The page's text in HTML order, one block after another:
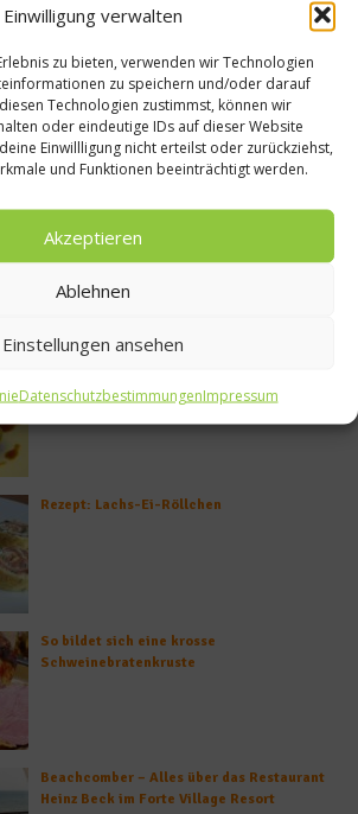
Einwilligung verwalten
zu bieten, verwenden wir Technologien
zu speichern und/oder darauf
Technologien zustimmst, können wir
oder eindeutige IDs auf dieser Website
Einwillligung nicht erteilst oder zurückziehst,
und Funktionen beeinträchtigt werden.
Akzeptieren
Ablehnen
Einstellungen ansehen
DatenschutzbestimmungenImpressum
Brotkruste auf Tomatenconfit und
Rezept: Lachs-Ei-Röllchen
So bildet sich eine krosse
Schweinebratenkruste
Beachcomber – Alles über das Restaurant
Heinz Beck im Forte Village Resort